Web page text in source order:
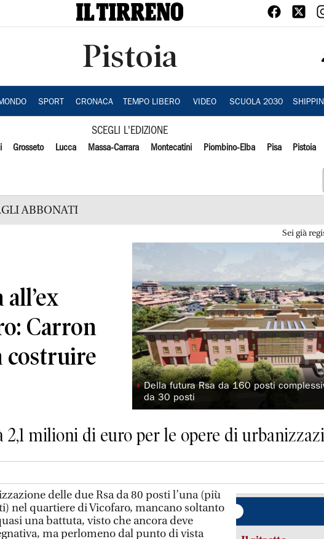
Pistoia
SPORT CRONACA TEMPO LIBERO VIDEO SCUOLA 2030
SCEGLI L'EDIZIONE
Grosseto Lucca Massa-Carrara Montecatini Piombino-Elba Pisa Pistoia
ABBONATI
Sei già
Carron
costruire
◗Della futura Rsa da 160 posti
da 30 posti
2,1 milioni di euro per le opere di
delle due Rsa da 80 posti l’una (più
nel quartiere di Vicofaro, mancano soltanto
una battuta, visto che ancora deve
ma perlomeno dal punto di vista